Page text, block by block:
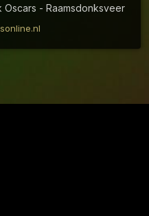
- Raamsdonksveer